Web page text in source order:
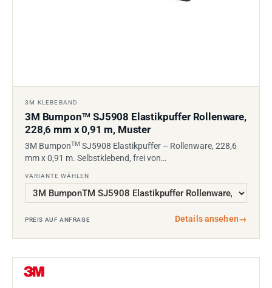
3M KLEBEBAND
3M BumponTM SJ5908 Elastikpuffer Rollenware,
228,6 mm x 0,91 m, Muster
3M BumponTM SJ5908 Elastikpuffer – Rollenware, 228,6
mm x 0,91 m. Selbstklebend, frei von…
VARIANTE WÄHLEN
PREIS AUF ANFRAGE Details ansehen→